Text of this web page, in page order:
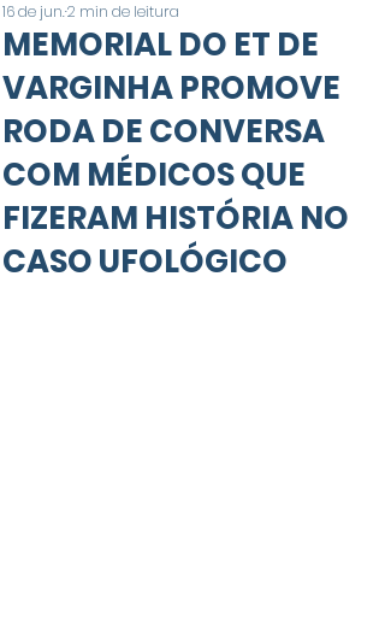
MEMORIAL DO ET DE
VARGINHA PROMOVE
RODA DE CONVERSA
COM MÉDICOS QUE
FIZERAM HISTÓRIA NO
CASO UFOLÓGICO
16 de jun.2 min de leitura